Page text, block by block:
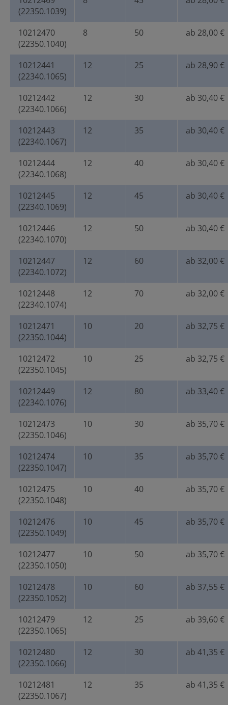
(22350.1039)
10212470
(22350.1040)
8 50 ab 28,00 €
10212441
(22340.1065)
12 25 ab 28,90 €
10212442
(22340.1066)
12 30 ab 30,40 €
10212443
(22340.1067)
12 35 ab 30,40 €
10212444
(22340.1068)
12 40 ab 30,40 €
10212445
(22340.1069)
12 45 ab 30,40 €
10212446
(22340.1070)
12 50 ab 30,40 €
10212447
(22340.1072)
12 60 ab 32,00 €
10212448
(22340.1074)
12 70 ab 32,00 €
10212471
(22350.1044)
10 20 ab 32,75 €
10212472
(22350.1045)
10 25 ab 32,75 €
10212449
(22340.1076)
12 80 ab 33,40 €
10212473
(22350.1046)
10 30 ab 35,70 €
10212474
(22350.1047)
10 35 ab 35,70 €
10212475
(22350.1048)
10 40 ab 35,70 €
10212476
(22350.1049)
10 45 ab 35,70 €
10212477
(22350.1050)
10 50 ab 35,70 €
10212478
(22350.1052)
10 60 ab 37,55 €
10212479
(22350.1065)
12 25 ab 39,60 €
10212480
(22350.1066)
12 30 ab 41,35 €
10212481
(22350.1067)
12 35 ab 41,35 €